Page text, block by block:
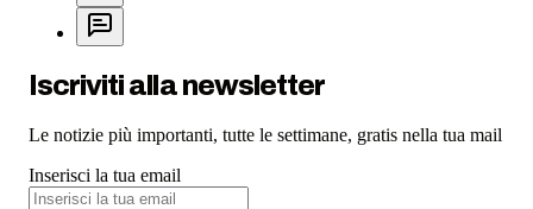
Iscriviti alla newsletter
Le notizie più importanti, tutte le settimane, gratis nella tua mail
Inserisci la tua email